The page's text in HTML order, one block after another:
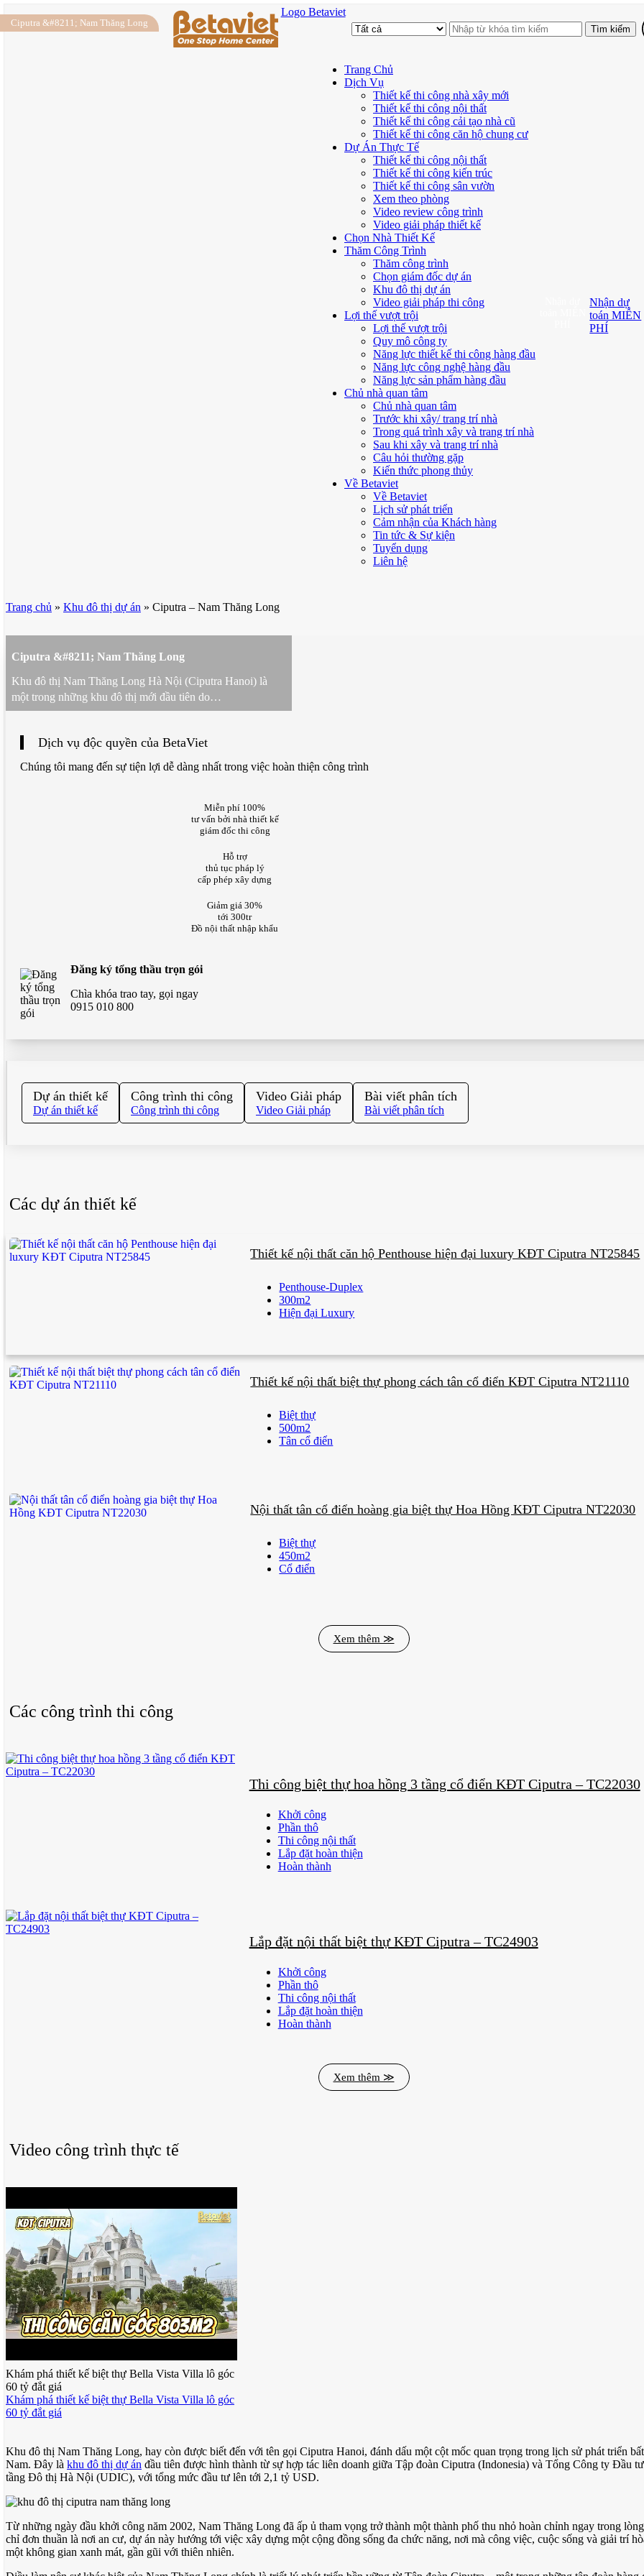
Logo Betaviet
Trang Chủ
Dịch Vụ
Thiết kế thi công nhà xây mới
Thiết kế thi công nội thất
Thiết kế thi công cải tạo nhà cũ
Thiết kế thi công căn hộ chung cư
Dự Án Thực Tế
Thiết kế thi công nội thất
Thiết kế thi công kiến trúc
Thiết kế thi công sân vườn
Xem theo phòng
Video review công trình
Video giải pháp thiết kế
Chọn Nhà Thiết Kế
Thăm Công Trình
Thăm công trình
Chọn giám đốc dự án
Khu đô thị dự án
Video giải pháp thi công
Lợi thế vượt trội
Lợi thế vượt trội
Quy mô công ty
Năng lực thiết kế thi công hàng đầu
Năng lực công nghệ hàng đầu
Năng lực sản phẩm hàng đầu
Chủ nhà quan tâm
Chủ nhà quan tâm
Trước khi xây/ trang trí nhà
Trong quá trình xây và trang trí nhà
Sau khi xây và trang trí nhà
Câu hỏi thường gặp
Kiến thức phong thủy
Về Betaviet
Về Betaviet
Lịch sử phát triển
Cảm nhận của Khách hàng
Tin tức & Sự kiện
Tuyển dụng
Liên hệ
Nhận dự
toán MIỄN
PHÍ
Trang chủ » Khu đô thị dự án » Ciputra – Nam Thăng Long
Ciputra &#8211; Nam Thăng Long
Ciputra &#8211; Nam Thăng Long
Khu đô thị Nam Thăng Long Hà Nội (Ciputra Hanoi) là
một trong những khu đô thị mới đầu tiên do…
Dịch vụ độc quyền của BetaViet
Chúng tôi mang đến sự tiện lợi dễ dàng nhất trong việc hoàn thiện công trình
Miễn phí 100%
tư vấn bởi nhà thiết kế
giám đốc thi công
Hỗ trợ
thủ tục pháp lý
cấp phép xây dựng
Giảm giá 30%
tới 300tr
Đồ nội thất nhập khẩu
Đăng ký tổng thầu trọn gói
Chìa khóa trao tay, gọi ngay
0915 010 800
Dự án thiết kế
Dự án thiết kế
Công trình thi công
Công trình thi công
Video Giải pháp
Video Giải pháp
Bài viết phân tích
Bài viết phân tích
Các dự án thiết kế
Thiết kế nội thất căn hộ Penthouse hiện đại luxury KĐT Ciputra NT25845
Penthouse-Duplex
300m2
Hiện đại Luxury
Thiết kế nội thất biệt thự phong cách tân cổ điển KĐT Ciputra NT21110
Biệt thự
500m2
Tân cổ điển
Nội thất tân cổ điển hoàng gia biệt thự Hoa Hồng KĐT Ciputra NT22030
Biệt thự
450m2
Cổ điển
Xem thêm ≫
Các công trình thi công
Thi công biệt thự hoa hồng 3 tầng cổ điển KĐT Ciputra – TC22030
Khởi công
Phần thô
Thi công nội thất
Lắp đặt hoàn thiện
Hoàn thành
Lắp đặt nội thất biệt thự KĐT Ciputra – TC24903
Khởi công
Phần thô
Thi công nội thất
Lắp đặt hoàn thiện
Hoàn thành
Xem thêm ≫
Video công trình thực tế
Khám phá thiết kế biệt thự Bella Vista Villa lô góc
60 tỷ đắt giá
Khám phá thiết kế biệt thự Bella Vista Villa lô góc
60 tỷ đắt giá
Khu đô thị Nam Thăng Long, hay còn được biết đến với tên gọi Ciputra Hanoi, đánh dấu một cột mốc quan trọng trong lịch sử phát triển
Nam. Đây là khu đô thị dự án đầu tiên được hình thành từ sự hợp tác liên doanh giữa Tập đoàn Ciputra (Indonesia) và Tổng Công ty Đầu
tầng Đô thị Hà Nội (UDIC), với tổng mức đầu tư lên tới 2,1 tỷ USD.
Từ những ngày đầu khởi công năm 2002, Nam Thăng Long đã ấp ủ tham vọng trở thành một thành phố thu nhỏ hoàn chỉnh ngay trong
chỉ đơn thuần là nơi an cư, dự án này hướng tới việc xây dựng một cộng đồng sống đa chức năng, nơi mà công việc, cuộc sống và giải trí
một không gian xanh mát, gần gũi với thiên nhiên.